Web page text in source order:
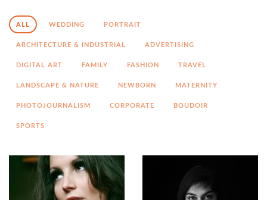
ALL WEDDING PORTRAIT
ARCHITECTURE & INDUSTRIAL ADVERTISING
DIGITAL ART FAMILY FASHION TRAVEL
LANDSCAPE & NATURE NEWBORN MATERNITY
PHOTOJOURNALISM CORPORATE BOUDOIR
SPORTS